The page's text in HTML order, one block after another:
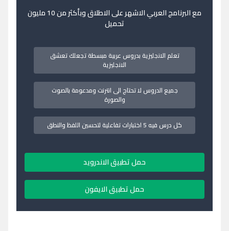
مع البرنامج العربي الاشهر على الاطلاق وبأكثر من 10 مليون
تحميل
تعلم الانجليزية بدروس عربية مبسطة تجعلك تعشق
الانجليزية
جميع الدروس لا تحتاج الى انترنت ومدعومة بالصوت
والصورة
كل درس فيه 5 اختبارات تفاعلية لتحسين اللفظ والنطق
حمل تطبيق الاندرويد
حمل تطبيق الايفون